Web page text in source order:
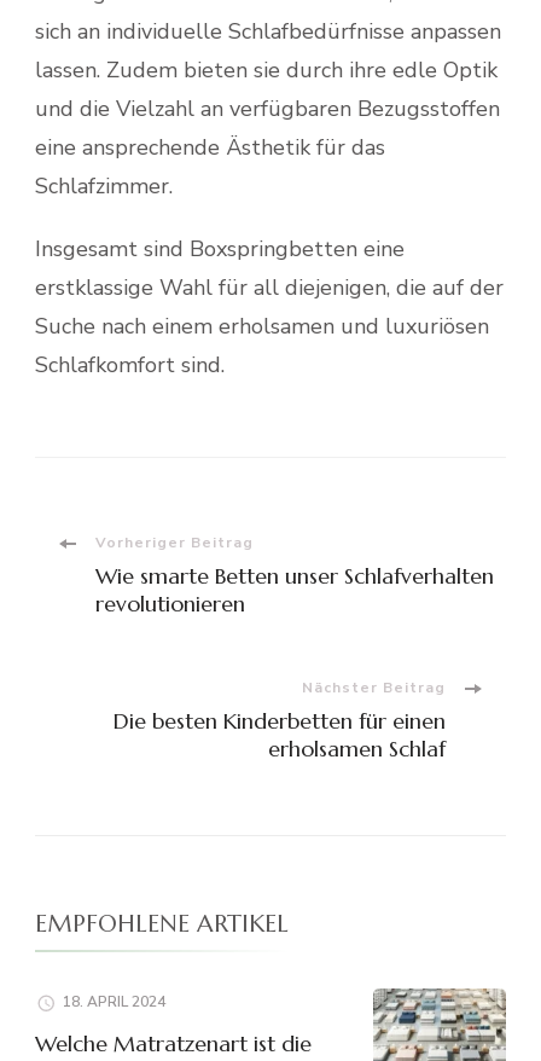
sich an individuelle Schlafbedürfnisse anpassen
lassen. Zudem bieten sie durch ihre edle Optik
und die Vielzahl an verfügbaren Bezugsstoffen
eine ansprechende Ästhetik für das
Schlafzimmer.
Insgesamt sind Boxspringbetten eine
erstklassige Wahl für all diejenigen, die auf der
Suche nach einem erholsamen und luxuriösen
Schlafkomfort sind.
Beitragsnavigation
Vorheriger Beitrag
Wie smarte Betten unser Schlafverhalten
revolutionieren
Nächster Beitrag
Die besten Kinderbetten für einen
erholsamen Schlaf
EMPFOHLENE ARTIKEL
18. APRIL 2024
Welche Matratzenart ist die